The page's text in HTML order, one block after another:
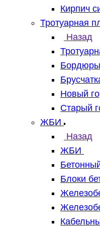
Кирпич
Тротуарная
Назад
Бордюры
Новый
Старый
ЖБИ
Назад
ЖБИ
Блоки